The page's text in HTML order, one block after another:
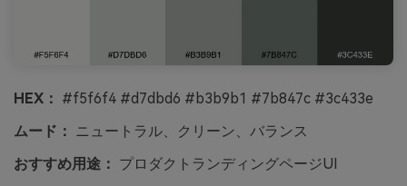
HEX： #f5f6f4 #d7dbd6 #b3b9b1 #7b847c #3c433e
ムード： ニュートラル、クリーン、バランス
おすすめ用途： プロダクトランディングページUI